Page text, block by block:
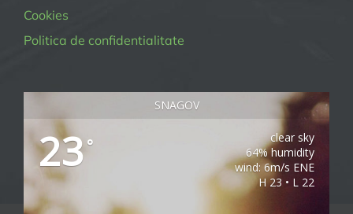
Cookies
Politica de confidentialitate
SNAGOV
23°
clear sky
64% humidity
wind: 6m/s ENE
H 23 • L 22